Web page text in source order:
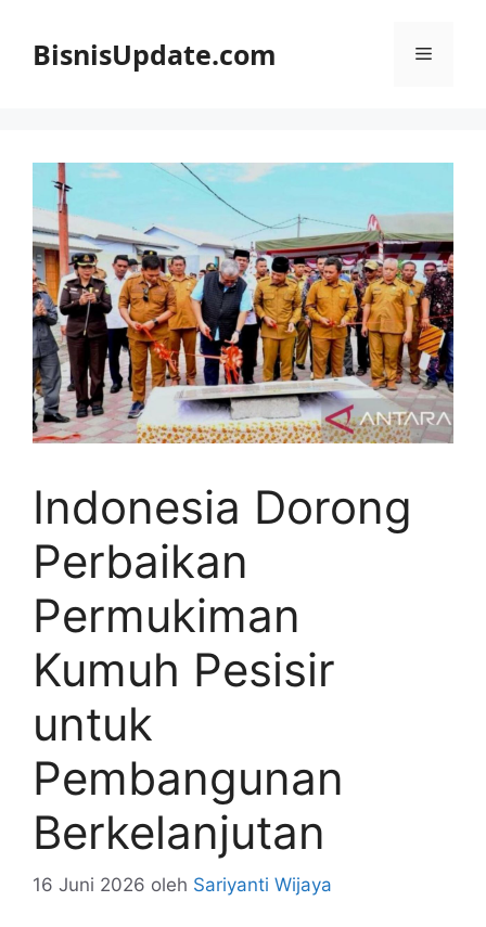
BisnisUpdate.com Menu
Indonesia Dorong
Perbaikan
Permukiman
Kumuh Pesisir
untuk
Pembangunan
Berkelanjutan
16 Juni 2026 oleh Sariyanti Wijaya